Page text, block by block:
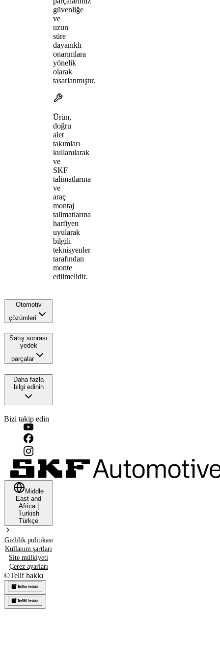
güvenliğe
ve
uzun
süre
dayanıklı
onarımlara
yönelik
olarak
tasarlanmıştır.
Ürün,
doğru
alet
takımları
kullanılarak
ve
SKF
talimatlarına
ve
araç
montaj
talimatlarına
harfiyen
uyularak
bilgili
teknisyenler
tarafından
monte
edilmelidir.
Otomotiv
çözümleri
Satış sonrası
yedek
parçalar
Daha fazla
bilgi edinin
Bizi takip edin
Middle
East and
Africa|
Turkish
Türkçe
Gizlilik politikası
Kullanım şartları
Site mülkiyeti
Çerez ayarları
©Telif hakkı